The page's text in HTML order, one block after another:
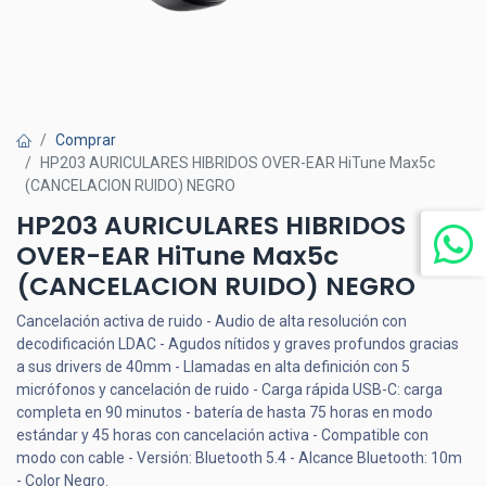
Comprar
HP203 AURICULARES HIBRIDOS OVER-EAR HiTune Max5c
(CANCELACION RUIDO) NEGRO
HP203 AURICULARES HIBRIDOS
OVER-EAR HiTune Max5c
(CANCELACION RUIDO) NEGRO
Cancelación activa de ruido - Audio de alta resolución con
decodificación LDAC - Agudos nítidos y graves profundos gracias
a sus drivers de 40mm - Llamadas en alta definición con 5
micrófonos y cancelación de ruido - Carga rápida USB-C: carga
completa en 90 minutos - batería de hasta 75 horas en modo
estándar y 45 horas con cancelación activa - Compatible con
modo con cable - Versión: Bluetooth 5.4 - Alcance Bluetooth: 10m
- Color Negro.